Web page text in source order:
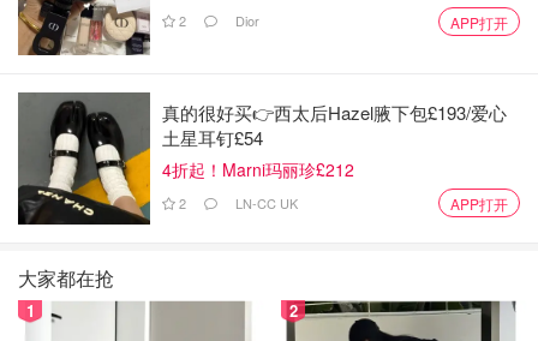
图片来自于@unsplash，版权属于原作者
马蜂窝一般在树上，也有个别的在地下
树上的蜂窝是不规则的球形，直径从十几厘米到几十厘
2 Dior APP打开
真的很好买👉西太后Hazel腋下包£193/爱心
土星耳钉£54
4折起！Marni玛丽珍£212
2 LN-CC UK APP打开
大家都在抢
1 2